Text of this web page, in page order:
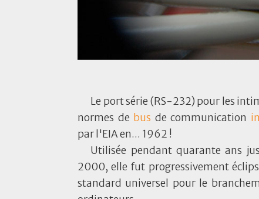
Le port série (RS-232) pour les
normes de bus de communication
par l'EIA en... 1962 !
Utilisée pendant quarante ans
2000, elle fut progressivement
standard universel pour le